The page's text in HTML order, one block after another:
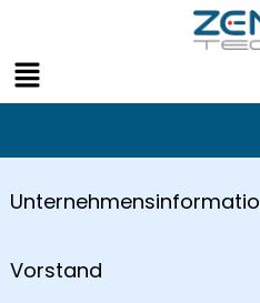
springen
Menü
Vorstand